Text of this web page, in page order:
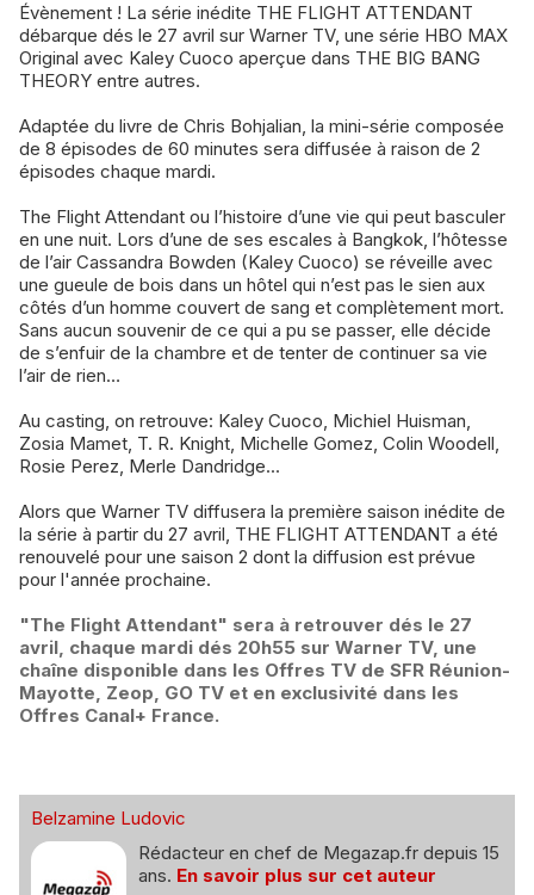
Évènement ! La série inédite THE FLIGHT ATTENDANT
débarque dés le 27 avril sur Warner TV, une série HBO MAX
Original avec Kaley Cuoco aperçue dans THE BIG BANG
THEORY entre autres.
Adaptée du livre de Chris Bohjalian, la mini-série composée
de 8 épisodes de 60 minutes sera diffusée à raison de 2
épisodes chaque mardi.
The Flight Attendant ou l’histoire d’une vie qui peut basculer
en une nuit. Lors d’une de ses escales à Bangkok, l’hôtesse
de l’air Cassandra Bowden (Kaley Cuoco) se réveille avec
une gueule de bois dans un hôtel qui n’est pas le sien aux
côtés d’un homme couvert de sang et complètement mort.
Sans aucun souvenir de ce qui a pu se passer, elle décide
de s’enfuir de la chambre et de tenter de continuer sa vie
l’air de rien…
Au casting, on retrouve: Kaley Cuoco, Michiel Huisman,
Zosia Mamet, T. R. Knight, Michelle Gomez, Colin Woodell,
Rosie Perez, Merle Dandridge...
Alors que Warner TV diffusera la première saison inédite de
la série à partir du 27 avril, THE FLIGHT ATTENDANT a été
renouvelé pour une saison 2 dont la diffusion est prévue
pour l'année prochaine.
"The Flight Attendant" sera à retrouver dés le 27
avril, chaque mardi dés 20h55 sur Warner TV, une
chaîne disponible dans les Offres TV de SFR Réunion-
Mayotte, Zeop, GO TV et en exclusivité dans les
Offres Canal+ France.
Belzamine Ludovic
Rédacteur en chef de Megazap.fr depuis 15
ans. En savoir plus sur cet auteur